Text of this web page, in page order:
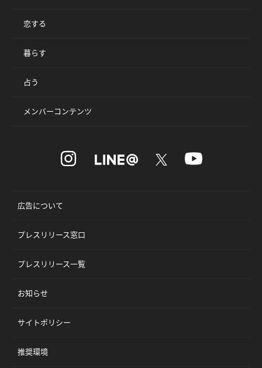
恋する
暮らす
占う
メンバーコンテンツ
広告について
プレスリリース窓口
プレスリリース一覧
お知らせ
サイトポリシー
推奨環境